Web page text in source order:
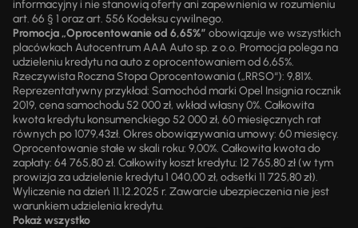
informacyjny i nie stanowią oferty ani zapewnienia w rozumieniu
art. 66 § 1 oraz art. 556 Kodeksu cywilnego.
Promocja „Oprocentowanie od 6,65%” obowiązuje we wszystkich
placówkach Autocentrum AAA Auto sp. z o.o. Promocja polega na
udzieleniu kredytu na auto z oprocentowaniem od 6,65%.
Rzeczywista Roczna Stopa Oprocentowania („RRSO“): 9,81%.
Reprezentatywny przykład: Samochód marki Opel Insignia rocznik
2019, cena samochodu 52 000 zł, wkład własny 0%. Całkowita
kwota kredytu konsumenckiego 52 000 zł, 60 miesięcznych rat
równych po 1079,43zł. Okres obowiązywania umowy: 60 miesięcy.
Oprocentowanie stałe w skali roku: 9,00%. Całkowita kwota do
zapłaty: 64 765,80 zł. Całkowity koszt kredytu: 12 765,80 zł (w tym
prowizja za udzielenie kredytu 1 040,00 zł, odsetki 11 725,80 zł).
Wyliczenie na dzień 11.12.2025 r. Zawarcie ubezpieczenia nie jest
warunkiem udzielenia kredytu.
Pokaż wszystko